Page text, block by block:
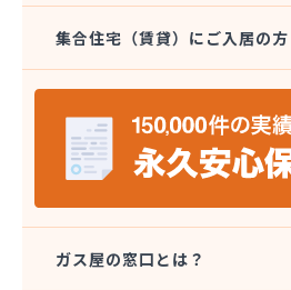
北村産業株式会社
木下商店
木村商事
木村薬局
柳田燃料店
有限会社ハーティすぎもと
有限会社ホリウチ
有限会社吉村商事
有限会社久保商事
集合住宅（賃貸）にご入居の方
ガス屋の窓口とは？